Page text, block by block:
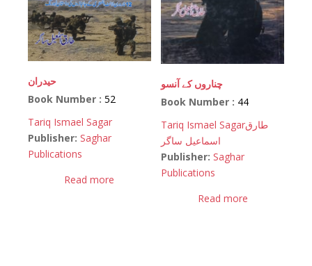
حیدران
Book Number : 52
Tariq Ismael Sagar
Publisher: Saghar
Publications
Read more
چناروں کے آنسو
Book Number : 44
Tariq Ismael Sagarطارق
اسماعیل ساگر
Publisher: Saghar
Publications
Read more